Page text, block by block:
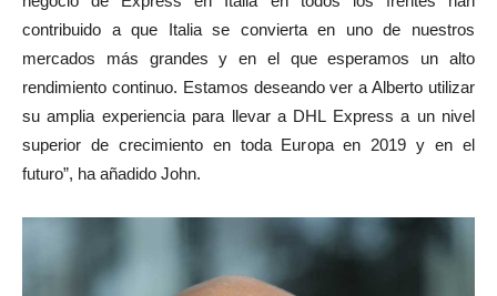
contribuido a que Italia se convierta en uno de nuestros
mercados más grandes y en el que esperamos un alto
rendimiento continuo. Estamos deseando ver a Alberto utilizar
su amplia experiencia para llevar a DHL Express a un nivel
superior de crecimiento en toda Europa en 2019 y en el
futuro”, ha añadido John.